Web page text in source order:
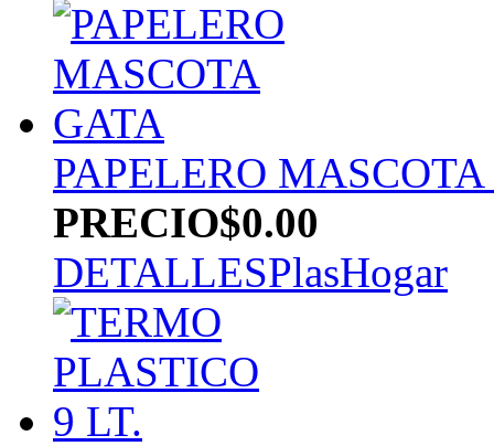
PAPELERO
PRECIO$0.00
DETALLESPlasHogar